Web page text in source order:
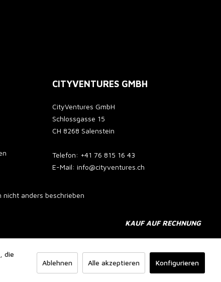
CITYVENTURES GMBH
CityVentures GmbH
Schlossgasse 15
CH 8268 Salenstein
Telefon: +41 76 815 16 43
E-Mail: info@cityventures.ch
nicht anders beschrieben
KAUF AUF RECHNUNG
die
Ablehnen Alle akzeptieren Konfigurieren